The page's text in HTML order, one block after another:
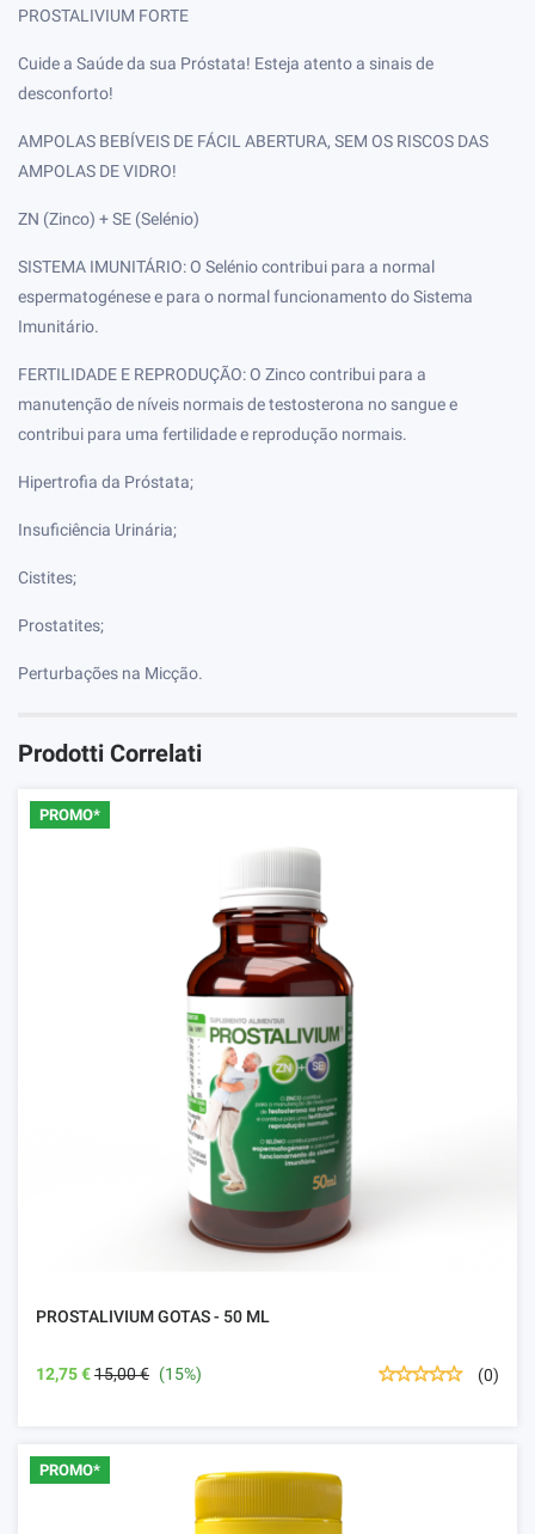
PROSTALIVIUM FORTE
Cuide a Saúde da sua Próstata! Esteja atento a sinais de
desconforto!
AMPOLAS BEBÍVEIS DE FÁCIL ABERTURA, SEM OS RISCOS DAS
AMPOLAS DE VIDRO!
ZN (Zinco) + SE (Selénio)
SISTEMA IMUNITÁRIO: O Selénio contribui para a normal
espermatogénese e para o normal funcionamento do Sistema
Imunitário.
FERTILIDADE E REPRODUÇÃO: O Zinco contribui para a
manutenção de níveis normais de testosterona no sangue e
contribui para uma fertilidade e reprodução normais.
Hipertrofia da Próstata;
Insuficiência Urinária;
Cistites;
Prostatites;
Perturbações na Micção.
Prodotti Correlati
PROMO*
PROSTALIVIUM GOTAS - 50 ML
12,75 €15,00 € (15%) (0)
PROMO*